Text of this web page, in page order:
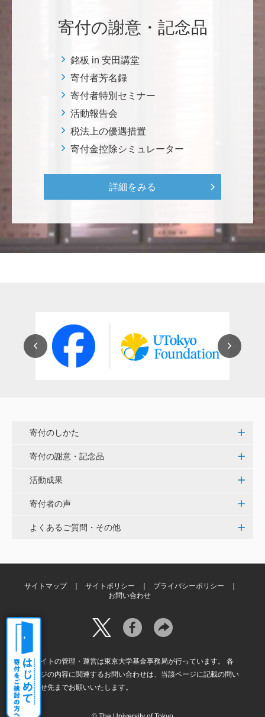
微力ながら後輩のみなさんのご活躍を期待してます！
<ラクロス部>
田畑 和樹
対校戦勝利、インカレ優勝目指して頑張ってくださ
い！ <漕艇部>
自身の高齢化とともに、障害のある方の苦労がよく理
いドアの自動ドア化あるいは開閉しやすい折り戸化」
をはじめとして、身近なことでやらなければならない
です。 <障害のある学生や研究者の活躍応援基金>
紺野 邦昭
若い方々のために「イノベーションを産む奇跡の海、
世界のISAKI」を実現し、日本を、そして世界をリー
昨春に開催された小石川植物園の観桜会は素晴らし
く、小石川植物園の維持発展に少しでも寄与できれば
大澤 彰弘
用いただけると幸いです。 <東京大学動物医療センタ
花之内 健仁
伝統ある赤門に貢献できるまたとない企画に参加でき
嬉しく思います。 <ひらけ！赤門プロジェクト>
劉 晨熙
白石流司、その始まりを赤門に。 <ひらけ！赤門プロ
ジェクト>
寄付の謝意・記念品
銘板 in 安田講堂
寄付者芳名録
寄付者特別セミナー
活動報告会
税法上の優遇措置
寄付金控除シミュレーター
詳細をみる
寄付のしかた
寄付の謝意・記念品
活動成果
寄付者の声
よくあるご質問・その他
サイトマップ サイトポリシー
プライバシーポリシー
お問い合わせ
本サイトの管理・運営は東京大学基金事務局が行っています。 各
ページの内容に関連するお問い合わせは、当該ページに記載の問い
合わせ先までお願いいたします。